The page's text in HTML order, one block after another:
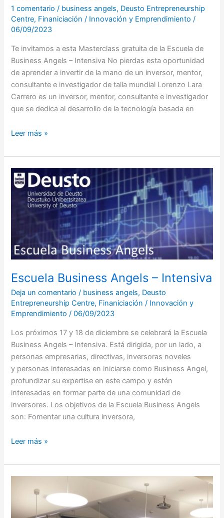
1 comentario / business angels, Deusto Entrepreneurship
Centre, Finaniciación / Innovación y Emprendimiento/
06/09/2023
Te invitamos a esta Masterclass gratuita de la Escuela de
Business Angels – Intensiva No pierdas esta oportunidad
de aprender a invertir de la mano de un inversor, mentor,
consultante e investigador de talla mundial Lorenzo Lara
Carrero es un inversor, mentor, consultante e investigador
que se dedica al desarrollo de la tecnología basada en
Leer más »
Escuela Business Angels – Intensiva
Deja un comentario / business angels, Deusto
Entrepreneurship Centre, Finaniciación / Innovación y
Emprendimiento/06/09/2023
Los próximos 17 y 18 de diciembre se celebrará la Escuela
Business Angels – Intensiva. Está dirigida, por un lado, a
personas empresarias, directivas, inversoras noveles
y personas interesadas en iniciarse como Business Angel,
profundizar su expertise en este campo y estén
interesadas en formar parte de una comunidad de
inversores. Los objetivos de la Escuela Business Angels
son: Fomentar una cultura inversora,
Escuela
Business
Angels
Intensiva
Leer más »